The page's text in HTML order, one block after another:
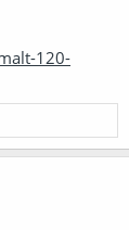
120-